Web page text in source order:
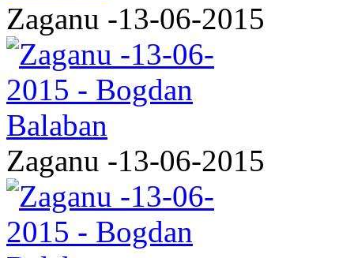
Zaganu -13-06-2015
Zaganu -13-06-2015